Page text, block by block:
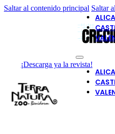
Saltar al contenido principal Saltar
¡Descarga ya la revista!